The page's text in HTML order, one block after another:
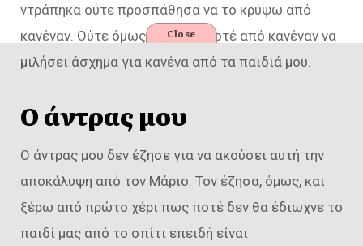
ντράπηκα ούτε προσπάθησα να το κρύψω από
κανέναν. Ούτε όμως δέχτηκα ποτέ από κανέναν να
μιλήσει άσχημα για κανένα από τα παιδιά μου.
Ο άντρας μου
Ο άντρας μου δεν έζησε για να ακούσει αυτή την
αποκάλυψη από τον Μάριο. Τον έζησα, όμως, και
ξέρω από πρώτο χέρι πως ποτέ δεν θα έδιωχνε το
παιδί μας από το σπίτι επειδή είναι
Close